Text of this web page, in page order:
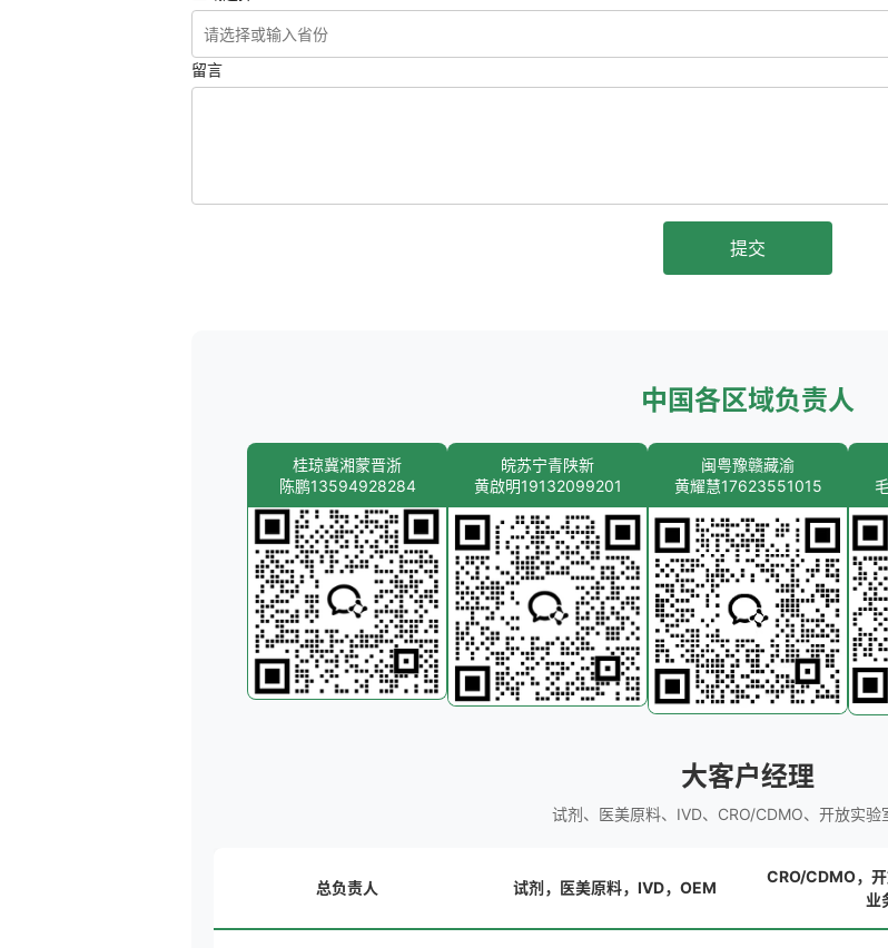
留言
提交
中国各区域负责人
桂琼冀湘蒙晋浙
陈鹏13594928284
皖苏宁青陕新
黄啟明19132099201
闽粤豫赣藏渝
黄耀慧17623551015
大客户经理
试剂、医美原料、IVD、CRO/CDMO、开放实验
总负责人 试剂，医美原料，IVD，OEM
CRO/CDMO，
业